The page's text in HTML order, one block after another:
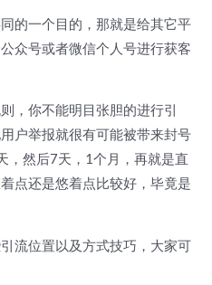
的一个目的，那就是给其它平
众号或者微信个人号进行获客
，你不能明目张胆的进行引
户举报就很有可能被带来封号
，然后7天，1个月，再就是直
点还是悠着点比较好，毕竟是
流位置以及方式技巧，大家可